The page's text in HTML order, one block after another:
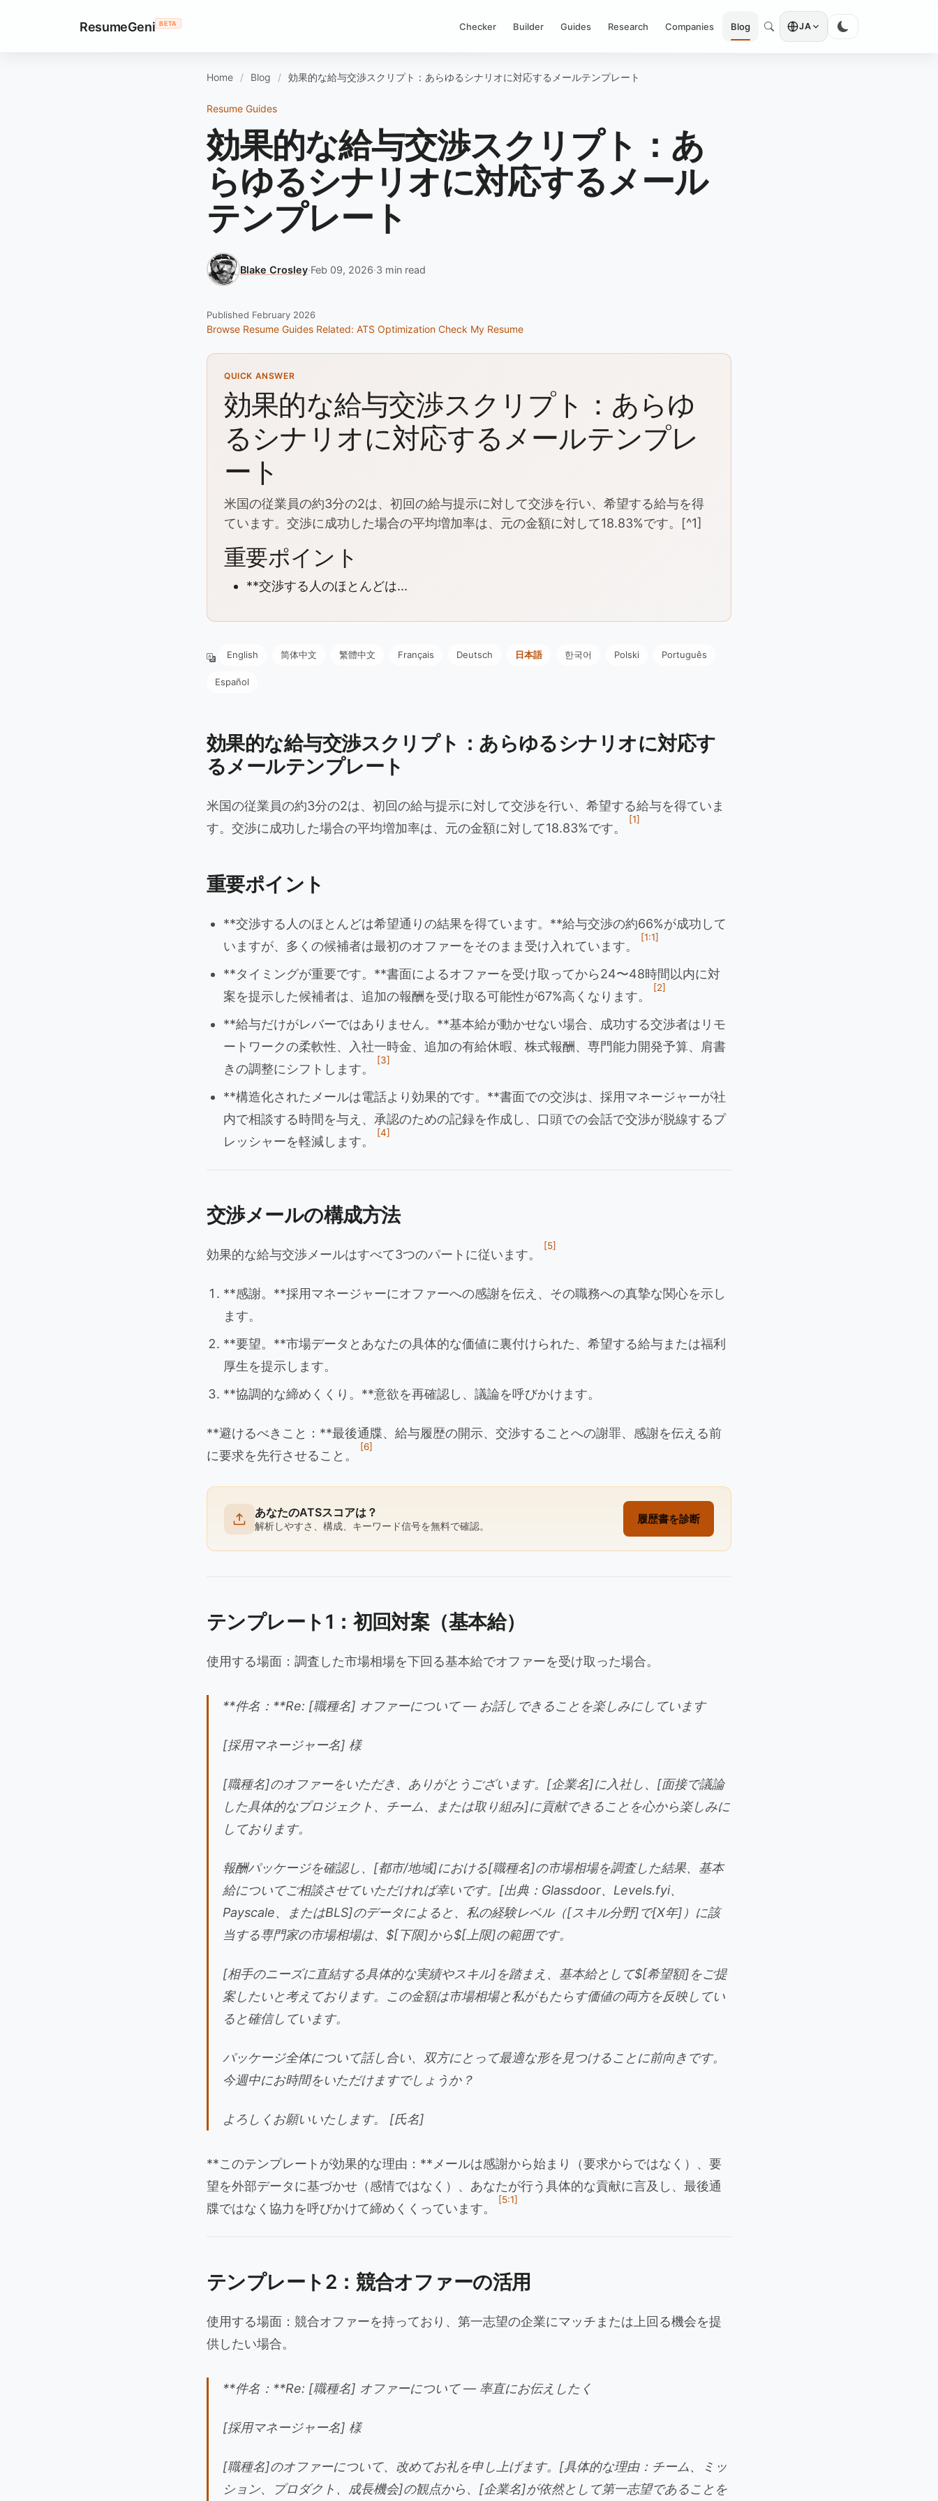
ResumeGeni BETA Checker Builder Guides Research Companies Blog JA
Home Blog 効果的な給与交渉スクリプト：あらゆるシナリオに対応するメールテンプレート
Resume Guides
効果的な給与交渉スクリプト：あ
らゆるシナリオに対応するメール
テンプレート
Blake Crosley·Feb 09, 2026·3 min read
Published February 2026
Browse Resume Guides Related: ATS Optimization Check My Resume
QUICK ANSWER
効果的な給与交渉スクリプト：あらゆ
るシナリオに対応するメールテンプレ
ート
米国の従業員の約3分の2は、初回の給与提示に対して交渉を行い、希望する給与を得
ています。交渉に成功した場合の平均増加率は、元の金額に対して18.83%です。[^1]
重要ポイント
**交渉する人のほとんどは...
English 简体中文 繁體中文 Français Deutsch 日本語 한국어 Polski Português
Español
効果的な給与交渉スクリプト：あらゆるシナリオに対応す
るメールテンプレート
米国の従業員の約3分の2は、初回の給与提示に対して交渉を行い、希望する給与を得ていま
す。交渉に成功した場合の平均増加率は、元の金額に対して18.83%です。
[1]
重要ポイント
**交渉する人のほとんどは希望通りの結果を得ています。**給与交渉の約66%が成功して
いますが、多くの候補者は最初のオファーをそのまま受け入れています。
[1:1]
**タイミングが重要です。**書面によるオファーを受け取ってから24〜48時間以内に対
案を提示した候補者は、追加の報酬を受け取る可能性が67%高くなります。
[2]
**給与だけがレバーではありません。**基本給が動かせない場合、成功する交渉者はリモ
ートワークの柔軟性、入社一時金、追加の有給休暇、株式報酬、専門能力開発予算、肩書
きの調整にシフトします。
[3]
**構造化されたメールは電話より効果的です。**書面での交渉は、採用マネージャーが社
内で相談する時間を与え、承認のための記録を作成し、口頭での会話で交渉が脱線するプ
レッシャーを軽減します。
[4]
交渉メールの構成方法
効果的な給与交渉メールはすべて3つのパートに従います。
[5]
**感謝。**採用マネージャーにオファーへの感謝を伝え、その職務への真摯な関心を示し
ます。
**要望。**市場データとあなたの具体的な価値に裏付けられた、希望する給与または福利
厚生を提示します。
**協調的な締めくくり。**意欲を再確認し、議論を呼びかけます。
**避けるべきこと：**最後通牒、給与履歴の開示、交渉することへの謝罪、感謝を伝える前
に要求を先行させること。
[6]
あなたのATSスコアは？
解析しやすさ、構成、キーワード信号を無料で確認。
履歴書を診断
テンプレート1：初回対案（基本給）
使用する場面：調査した市場相場を下回る基本給でオファーを受け取った場合。
**件名：**Re: [職種名] オファーについて — お話しできることを楽しみにしています
[採用マネージャー名] 様
[職種名]のオファーをいただき、ありがとうございます。[企業名]に入社し、[面接で議論
した具体的なプロジェクト、チーム、または取り組み]に貢献できることを心から楽しみに
しております。
報酬パッケージを確認し、[都市/地域]における[職種名]の市場相場を調査した結果、基本
給についてご相談させていただければ幸いです。[出典：Glassdoor、Levels.fyi、
Payscale、またはBLS]のデータによると、私の経験レベル（[スキル分野]で[X年]）に該
当する専門家の市場相場は、$[下限]から$[上限]の範囲です。
[相手のニーズに直結する具体的な実績やスキル]を踏まえ、基本給として$[希望額]をご提
案したいと考えております。この金額は市場相場と私がもたらす価値の両方を反映してい
ると確信しています。
パッケージ全体について話し合い、双方にとって最適な形を見つけることに前向きです。
今週中にお時間をいただけますでしょうか？
よろしくお願いいたします。 [氏名]
**このテンプレートが効果的な理由：**メールは感謝から始まり（要求からではなく）、要
望を外部データに基づかせ（感情ではなく）、あなたが行う具体的な貢献に言及し、最後通
牒ではなく協力を呼びかけて締めくくっています。
[5:1]
テンプレート2：競合オファーの活用
使用する場面：競合オファーを持っており、第一志望の企業にマッチまたは上回る機会を提
供したい場合。
**件名：**Re: [職種名] オファーについて — 率直にお伝えしたく
[採用マネージャー名] 様
[職種名]のオファーについて、改めてお礼を申し上げます。[具体的な理由：チーム、ミッ
ション、プロダクト、成長機会]の観点から、[企業名]が依然として第一志望であることを